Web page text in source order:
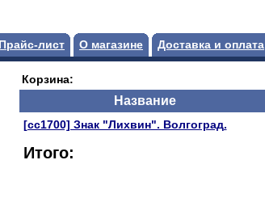
Прайс-лист О магазине Доставка и оплата
Корзина:
Название
[сс1700] Знак "Лихвин". Волгоград.
Итого: